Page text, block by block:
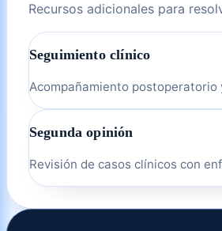
Recursos adicionales para
Seguimiento clínico
Acompañamiento
Segunda opinión
Revisión de casos clínicos con